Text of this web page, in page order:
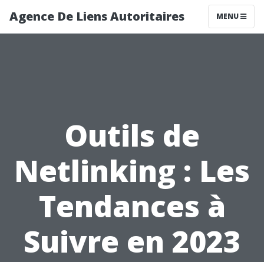
Agence De Liens Autoritaires MENU
Outils de
Netlinking : Les
Tendances à
Suivre en 2023